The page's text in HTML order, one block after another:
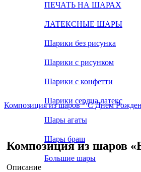
ПЕЧАТЬ НА ШАРАХ
ЛАТЕКСНЫЕ ШАРЫ
Шарики без рисунка
Шарики с рисунком
Шарики с конфетти
Шарики сердца латекс
Шары агаты
Шары браш
Большие шары
Композиция из шаров " С Днем
Композиция из шаров
Описание